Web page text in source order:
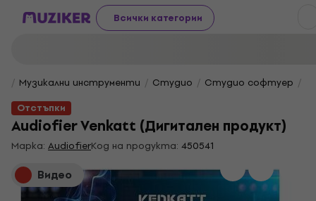
Всички категории
Музикални инструменти Студио Студио софтуер
Отстъпки
Audiofier Venkatt (Дигитален продукт)
Марка: AudiofierКод на продукта: 450541
Видео